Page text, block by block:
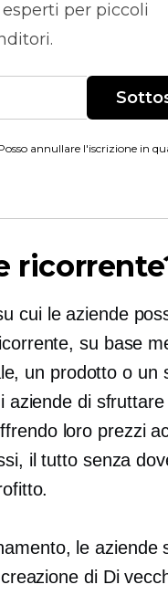
esperti per piccoli
annullare l'iscrizione in
cui le aziende
su base
un prodotto o un
aziende di
loro prezzi
il tutto senza
le aziende
di Di